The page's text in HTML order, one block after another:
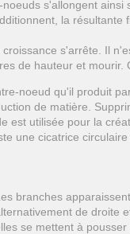
s'allongent
la résultante
s'arrête. Il
de hauteur et mourir.
noeud qu'il produit
de matière.
est utilisée pour la
une cicatrice
branches
de droite
se mettent à